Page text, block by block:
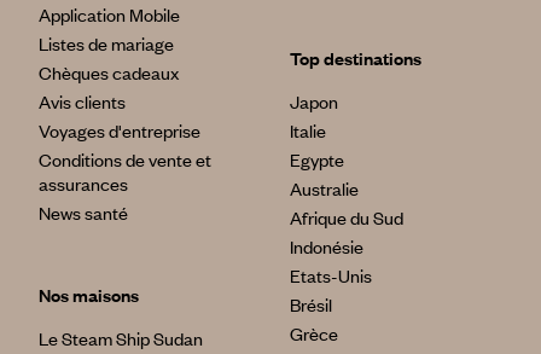
Application Mobile
Listes de mariage
Chèques cadeaux
Avis clients
Voyages d'entreprise
Conditions de vente et
assurances
News santé
Nos maisons
Le Steam Ship Sudan
Top destinations
Japon
Italie
Egypte
Australie
Afrique du Sud
Indonésie
Etats-Unis
Brésil
Grèce